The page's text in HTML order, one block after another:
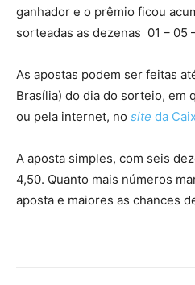
ganhador e o prêmio ficou
sorteadas as dezenas 01 – 05
As apostas podem ser feitas
Brasília) do dia do sorteio, em
ou pela internet, no site da
A aposta simples, com seis
4,50. Quanto mais números
aposta e maiores as chances